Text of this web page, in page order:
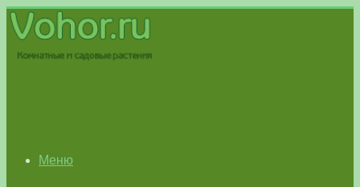
Меню